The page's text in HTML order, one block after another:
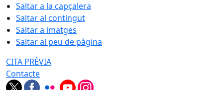
Saltar a la capçalera
Saltar al contingut
Saltar a imatges
Saltar al peu de pàgina
CITA PRÈVIA
Contacte